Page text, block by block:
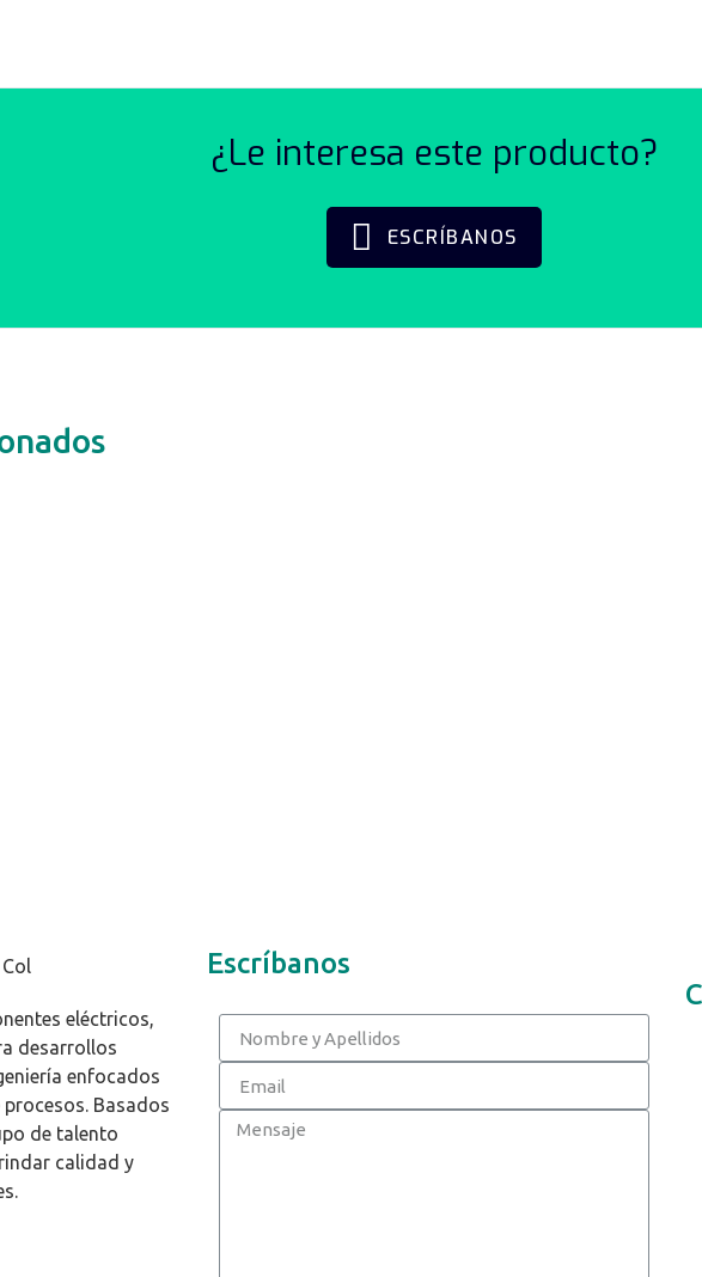
¿Le interesa este producto?
ESCRÍBANOS
eléctricos,
desarrollos
enfocados
Basados
de talento
calidad y
Escríbanos